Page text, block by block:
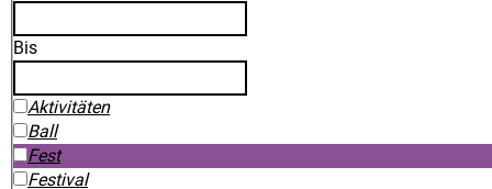
Bis
Aktivitäten
Ball
Fest
Festival